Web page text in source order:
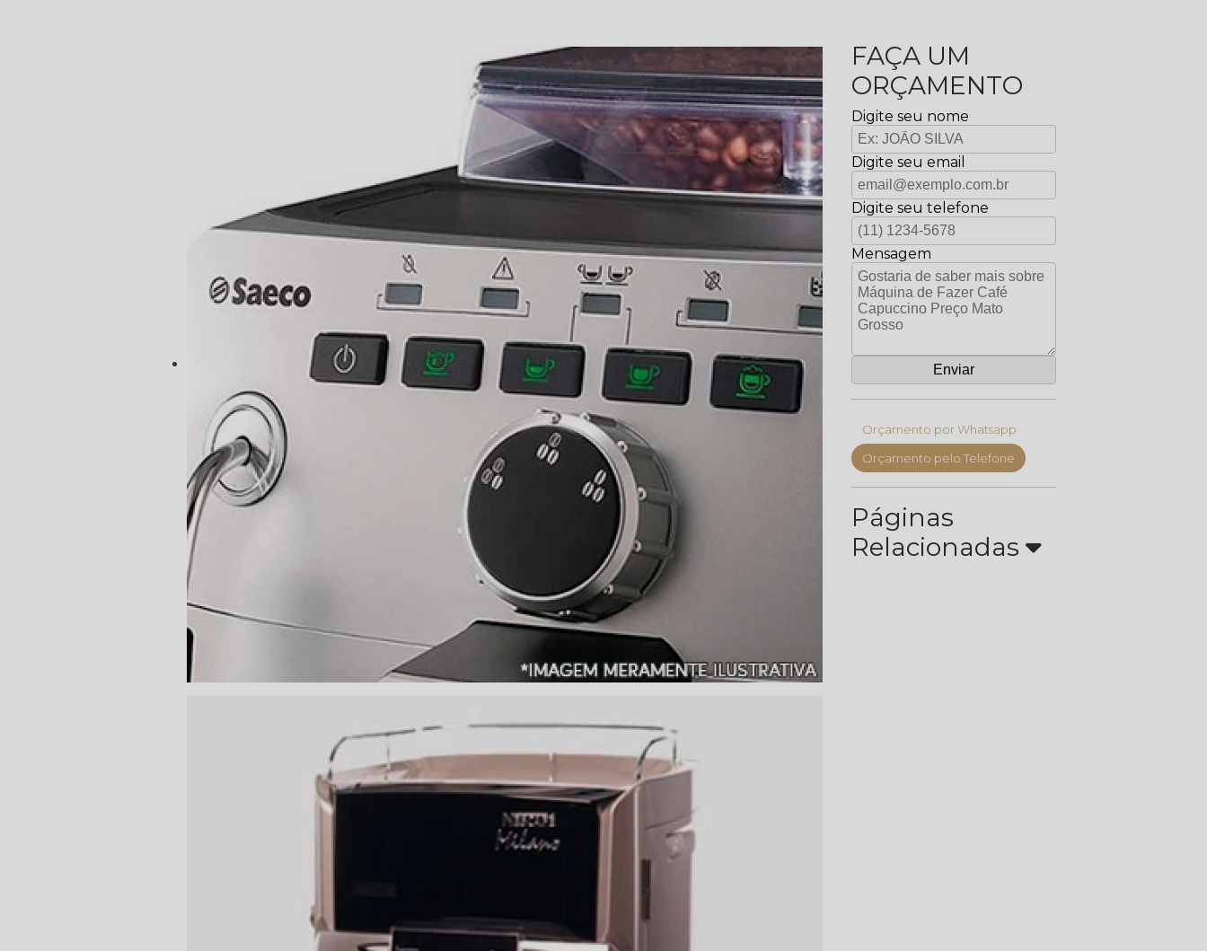
FAÇA UM
ORÇAMENTO
Digite seu nome
Digite seu email
Digite seu telefone
Mensagem
Orçamento por Whatsapp
Orçamento pelo Telefone
Páginas
Relacionadas